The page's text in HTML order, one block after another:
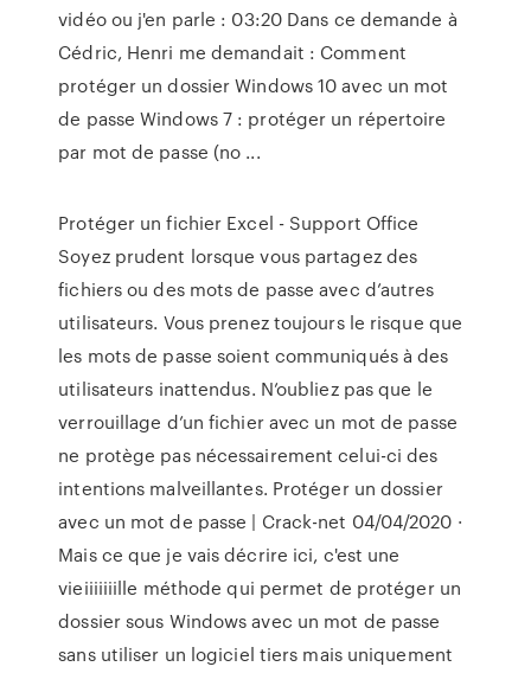
vidéo ou j'en parle : 03:20 Dans ce demande à
Cédric, Henri me demandait : Comment
protéger un dossier Windows 10 avec un mot
de passe Windows 7 : protéger un répertoire
par mot de passe (no ...
Protéger un fichier Excel - Support Office
Soyez prudent lorsque vous partagez des
fichiers ou des mots de passe avec d’autres
utilisateurs. Vous prenez toujours le risque que
les mots de passe soient communiqués à des
utilisateurs inattendus. N’oubliez pas que le
verrouillage d’un fichier avec un mot de passe
ne protège pas nécessairement celui-ci des
intentions malveillantes. Protéger un dossier
avec un mot de passe | Crack-net 04/04/2020 ·
Mais ce que je vais décrire ici, c'est une
vieiiiiiiille méthode qui permet de protéger un
dossier sous Windows avec un mot de passe
sans utiliser un logiciel tiers mais uniquement